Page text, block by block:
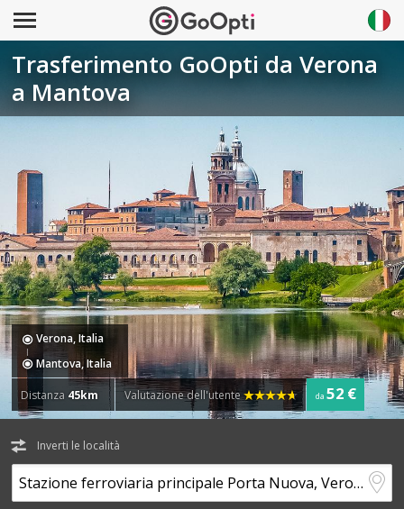
Trasferimento GoOpti da Verona
a Mantova
Verona, Italia
Mantova, Italia
Distanza 45km Valutazione dell'utente da 52 €
Inverti le località